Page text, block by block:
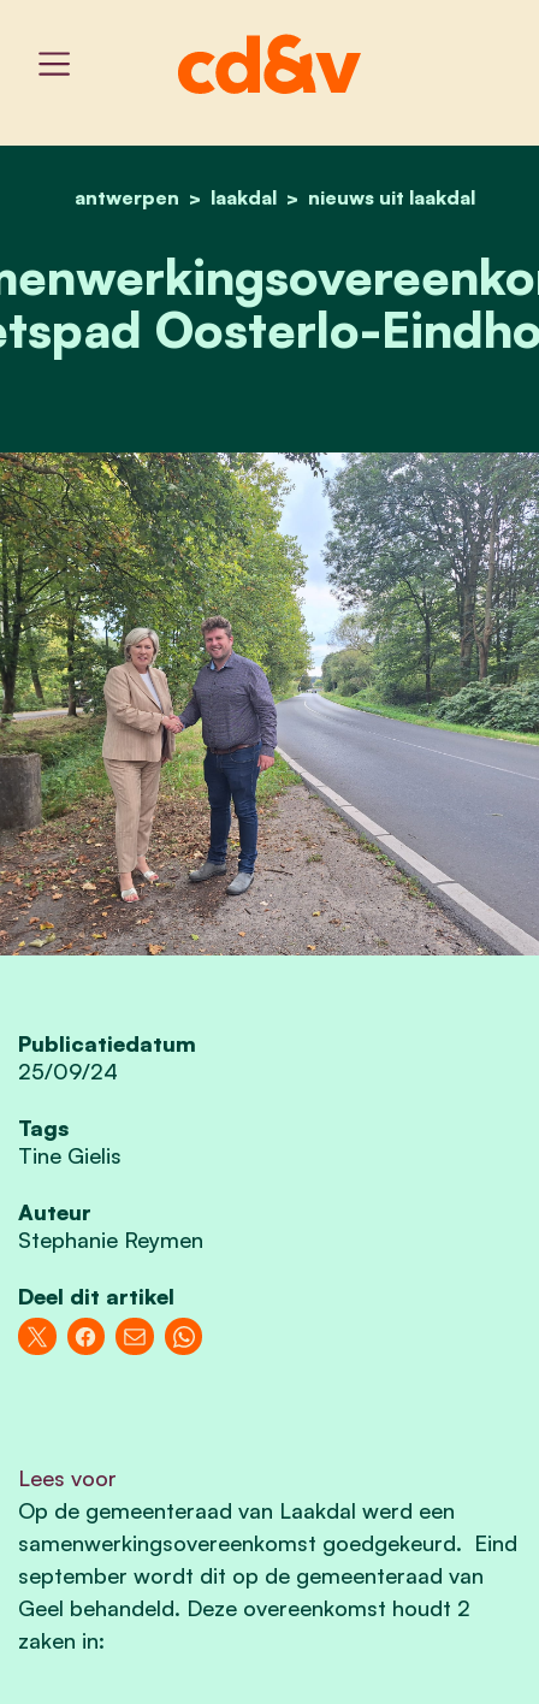
home
antwerpen laakdal nieuws uit laakdal
Oosterlo-
Publicatiedatum
25/09/24
Tags
Tine Gielis
Auteur
Stephanie Reymen
Deel dit artikel
Lees voor
Op de gemeenteraad van Laakdal werd een
samenwerkingsovereenkomst goedgekeurd. Eind
september wordt dit op de gemeenteraad van
Geel behandeld. Deze overeenkomst houdt 2
zaken in: